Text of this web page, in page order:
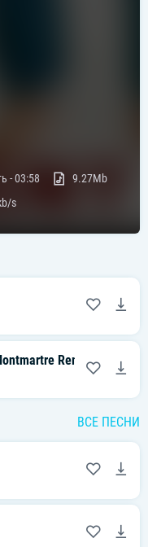
-03:58
9.27Mb
s
Remix)
ВСЕ ПЕСНИ